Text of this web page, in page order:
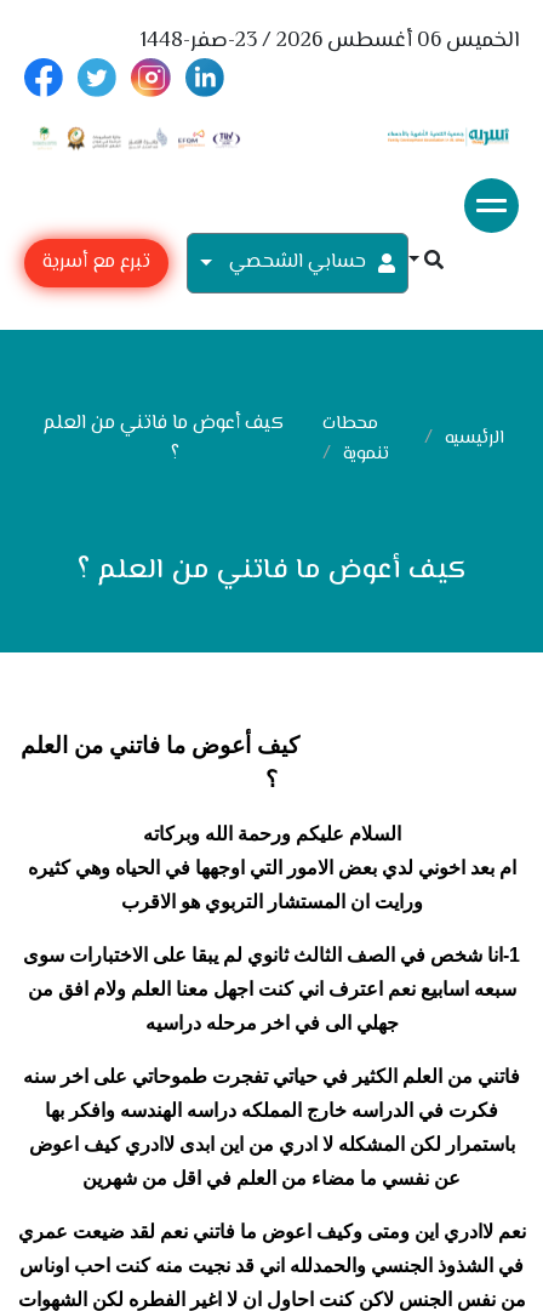
الخميس 06 أغسطس 2026 / 23-صفر-1448
حسابي الشحصي تبرع مع أسرية
الرئيسيه
محطات
تنموية
كيف أعوض ما فاتني من العلم
؟
كيف أعوض ما فاتني من العلم ؟
كيف أعوض ما فاتني من العلم
؟
السلام عليكم ورحمة الله وبركاته
ام بعد اخوني لدي بعض الامور التي اوجهها في الحياه وهي كثيره
ورايت ان المستشار التربوي هو الاقرب
1-انا شخص في الصف الثالث ثانوي لم يبقا على الاختبارات سوى
سبعه اسابيع نعم اعترف اني كنت اجهل معنا العلم ولام افق من
جهلي الى في اخر مرحله دراسيه
فاتني من العلم الكثير في حياتي تفجرت طموحاتي على اخر سنه
فكرت في الدراسه خارج المملكه دراسه الهندسه وافكر بها
باستمرار لكن المشكله لا ادري من اين ابدى لاادري كيف اعوض
عن نفسي ما مضاء من العلم في اقل من شهرين
نعم لاادري اين ومتى وكيف اعوض ما فاتني نعم لقد ضيعت عمري
في الشذوذ الجنسي والحمدلله اني قد نجيت منه كنت احب اوناس
من نفس الجنس لاكن كنت احاول ان لا اغير الفطره لكن الشهوات